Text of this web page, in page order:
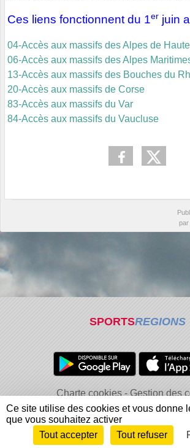
Ces liens fonctionnent du 1er juin
04-Accès aux massifs des Alpes de
06-Accès aux massifs des Alpes
13-Accès aux massifs des Bouches du
20-Accès aux massifs de Corse
83-Accès aux massifs du Var
84-Accès aux massifs du Vaucluse
par
SPORTSREGIONS
Charte cookies
Gestion des
Informations légales
Signaler un
Envie de participer ?
Ce site utilise des cookies et vous donne
que vous souhaitez activer
Tout accepter
Tout refuser